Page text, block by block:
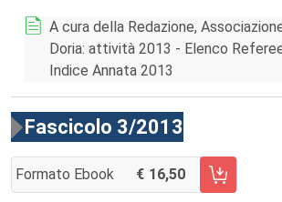
A cura della Redazione,
Doria: attività 2013 - Elenco
Indice Annata 2013
Fascicolo 3/2013
Formato Ebook 16,50
AGGIUNGI AL CARRELLO FASCICOLO 3/